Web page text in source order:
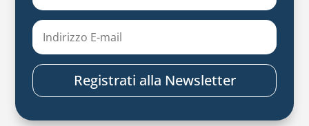
Registrati alla Newsletter